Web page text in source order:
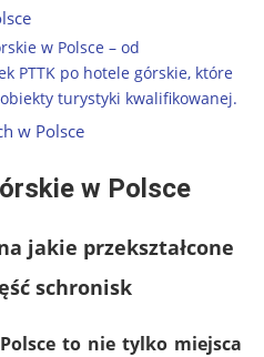
w Polsce – od
PTTK po hotele górskie, które
turystyki kwalifikowanej.
w Polsce
w Polsce
jakie przekształcone
schronisk
to nie tylko miejsca